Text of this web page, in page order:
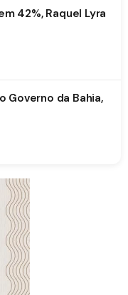
42%, Raquel Lyra
Governo da Bahia,